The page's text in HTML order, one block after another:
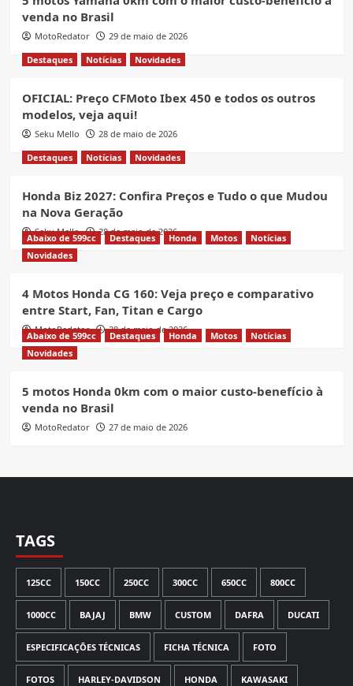
venda no Brasil
MotoRedator
29 de maio de 2026
Destaques
Notícias Novidades
OFICIAL: Preço CFMoto Ibex 450 e todos os outros
modelos, veja aqui!
Seku Mello
28 de maio de 2026
Destaques
Notícias Novidades
Honda Biz 2027: Confira Preços e Tudo o que Mudou
na Nova Geração
Seku Mello 28 de maio de 2026
Abaixo de 599cc Destaques Honda Motos
Notícias
Novidades
4 Motos Honda CG 160: Veja preço e comparativo
entre Start, Fan, Titan e Cargo
MotoRedator 28 de maio de 2026
Abaixo de 599cc Destaques Honda Motos
Notícias
Novidades
5 motos Honda 0km com o maior custo-benefício à
venda no Brasil
MotoRedator 27 de maio de 2026
TAGS
125CC 150CC 250CC 300CC 650CC 800CC
1000CC BAJAJ BMW CUSTOM DAFRA DUCATI
ESPECIFICAÇÕES TÉCNICAS FICHA TÉCNICA FOTO
FOTOS HARLEY-DAVIDSON HONDA KAWASAKI